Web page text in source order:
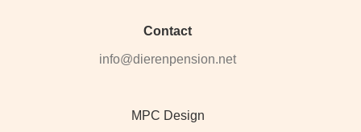
Contact
info@dierenpension.net
MPC Design